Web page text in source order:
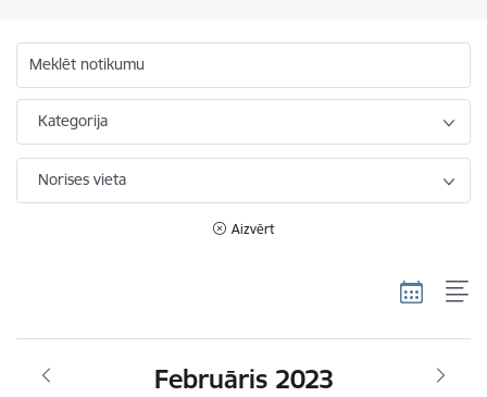
Meklēt notikumu
Kategorija
Norises vieta
Aizvērt
Februāris 2023